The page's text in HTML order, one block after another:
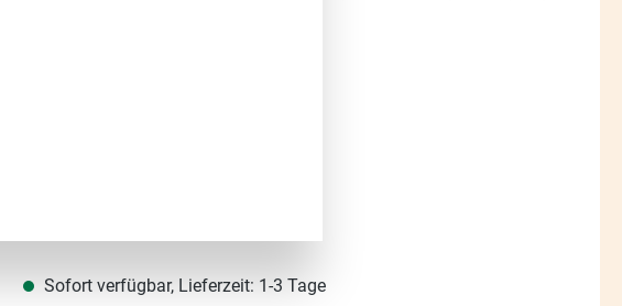
Sofort verfügbar, Lieferzeit: 1-3 Tage